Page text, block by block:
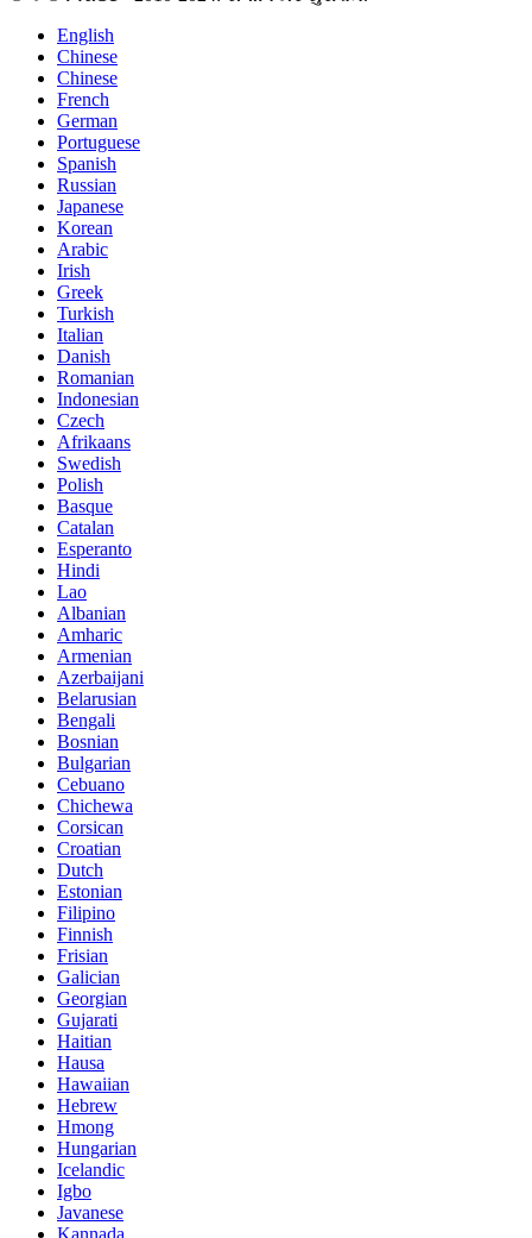
English
Chinese
Chinese
French
German
Portuguese
Spanish
Russian
Japanese
Korean
Arabic
Irish
Greek
Turkish
Italian
Danish
Romanian
Indonesian
Czech
Afrikaans
Swedish
Polish
Basque
Catalan
Esperanto
Hindi
Lao
Albanian
Amharic
Armenian
Azerbaijani
Belarusian
Bengali
Bosnian
Bulgarian
Cebuano
Chichewa
Corsican
Croatian
Dutch
Estonian
Filipino
Finnish
Frisian
Galician
Georgian
Gujarati
Haitian
Hausa
Hawaiian
Hebrew
Hmong
Hungarian
Icelandic
Igbo
Javanese
Kannada